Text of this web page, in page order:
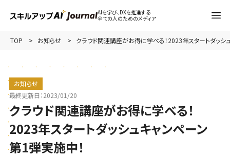
AIを学び、DXを推進する
全ての人のためのメディア
TOP お知らせ クラウド関連講座がお得に学べる！2023年スタートダッシ
お知らせ
最終更新日：2023/01/20
クラウド関連講座がお得に学べる！
2023年スタートダッシュキャンペーン
第1弾実施中！